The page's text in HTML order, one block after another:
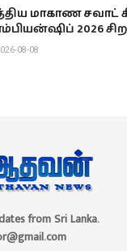
மாகாண சவாட்
2026
08-08
from Sri Lanka.